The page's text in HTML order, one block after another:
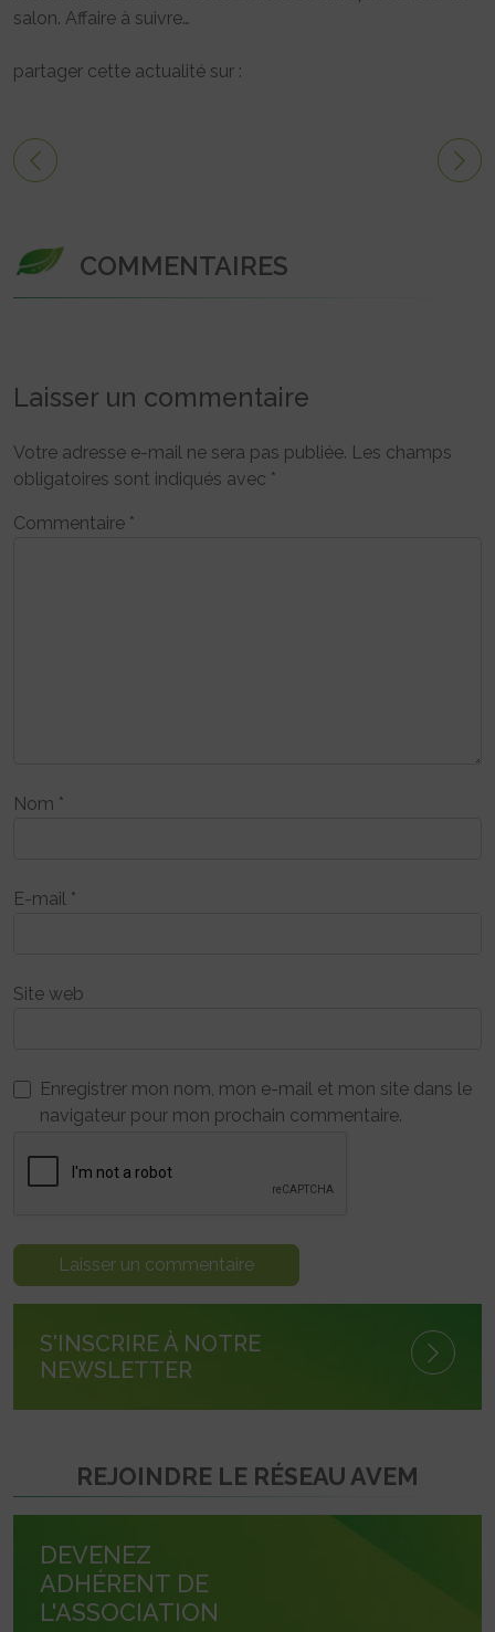
salon. Affaire à suivre…
partager cette actualité sur :
COMMENTAIRES
Laisser un commentaire
Votre adresse e-mail ne sera pas publiée. Les champs
obligatoires sont indiqués avec *
Commentaire *
Nom *
E-mail *
Site web
Enregistrer mon nom, mon e-mail et mon site dans le
navigateur pour mon prochain commentaire.
S'INSCRIRE À NOTRE
NEWSLETTER
REJOINDRE LE RÉSEAU AVEM
DEVENEZ
ADHÉRENT DE
L'ASSOCIATION